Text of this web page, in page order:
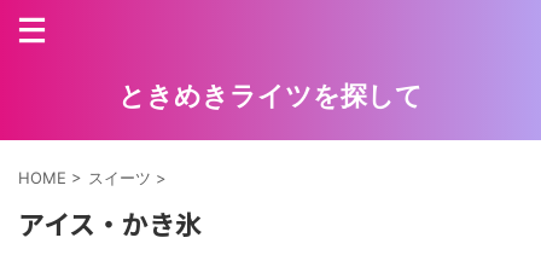
ときめきライツを探して
HOME > スイーツ >
アイス・かき氷